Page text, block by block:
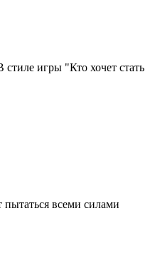
игры "Кто хочет стать
всеми силами